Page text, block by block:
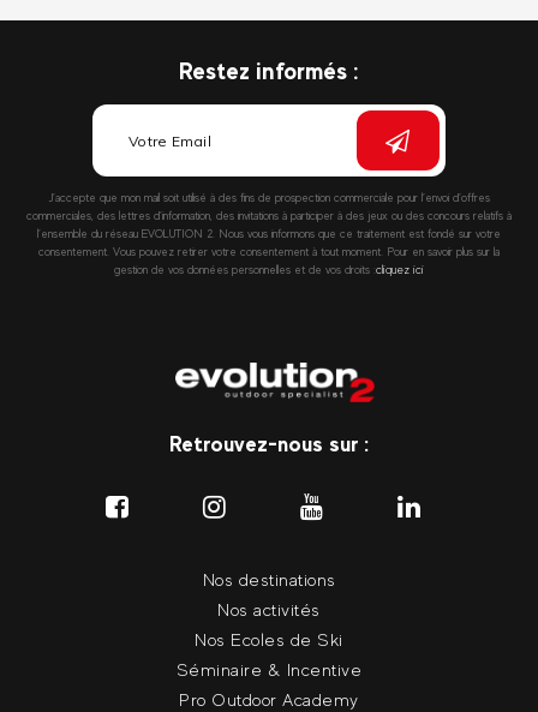
Restez informés :
J’accepte que mon mail soit utilisé à des fins de prospection commerciale pour l’envoi d’offres
commerciales, des lettres d’information, des invitations à participer à des jeux ou des concours relatifs à
l’ensemble du réseau EVOLUTION 2. Nous vous informons que ce traitement est fondé sur votre
consentement. Vous pouvez retirer votre consentement à tout moment. Pour en savoir plus sur la
gestion de vos données personnelles et de vos droits :cliquez ici
Retrouvez-nous sur :
Nos destinations
Nos activités
Nos Ecoles de Ski
Séminaire & Incentive
Pro Outdoor Academy